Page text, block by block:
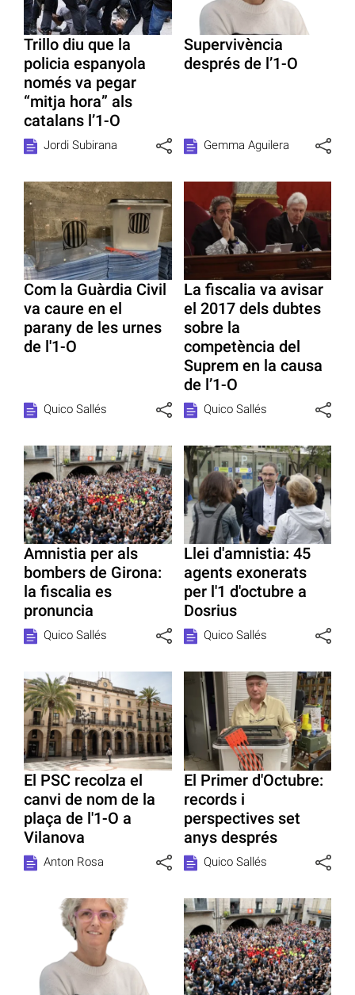
Trillo diu que la
policia espanyola
només va pegar
“mitja hora” als
catalans l’1-O
Jordi Subirana
Supervivència
després de l’1-O
Gemma Aguilera
Com la Guàrdia Civil
va caure en el
parany de les urnes
de l'1-O
Quico Sallés
La fiscalia va avisar
el 2017 dels dubtes
sobre la
competència del
Suprem en la causa
de l’1-O
Quico Sallés
Amnistia per als
bombers de Girona:
la fiscalia es
pronuncia
Quico Sallés
Llei d'amnistia: 45
agents exonerats
per l'1 d'octubre a
Dosrius
Quico Sallés
El PSC recolza el
canvi de nom de la
plaça de l'1-O a
Vilanova
Anton Rosa
El Primer d'Octubre:
records i
perspectives set
anys després
Quico Sallés